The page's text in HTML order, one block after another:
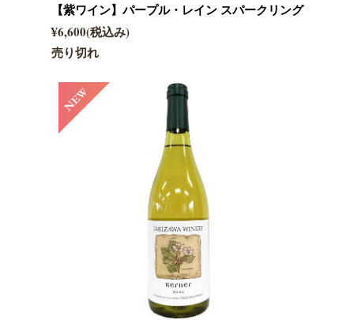
【紫ワイン】パープル・レイン スパークリング
¥6,600(税込み)
売り切れ